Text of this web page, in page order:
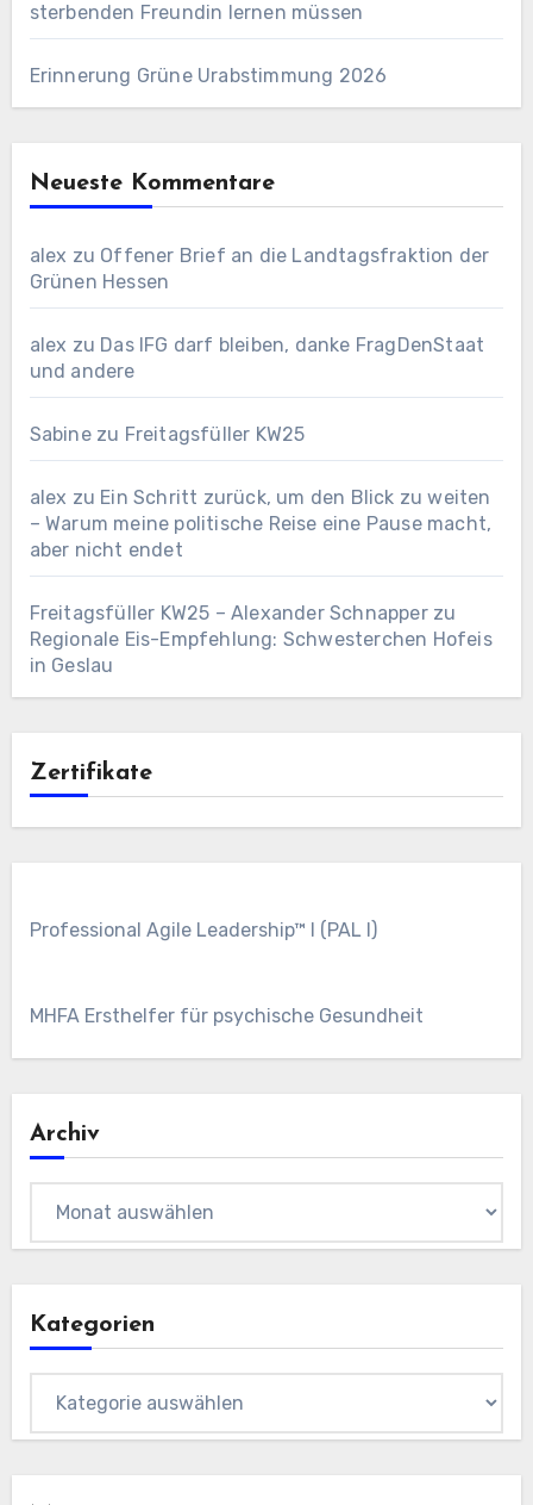
sterbenden Freundin lernen müssen
Erinnerung Grüne Urabstimmung 2026
Neueste Kommentare
alex zu Offener Brief an die Landtagsfraktion der
Grünen Hessen
alex zu Das IFG darf bleiben, danke FragDenStaat
und andere
Sabinezu Freitagsfüller KW25
alex zu Ein Schritt zurück, um den Blick zu weiten
– Warum meine politische Reise eine Pause macht,
aber nicht endet
Freitagsfüller KW25 – Alexander Schnapperzu
Regionale Eis-Empfehlung: Schwesterchen Hofeis
in Geslau
Zertifikate
Professional Agile Leadership™ I (PAL I)
MHFA Ersthelfer für psychische Gesundheit
Archiv
Kategorien